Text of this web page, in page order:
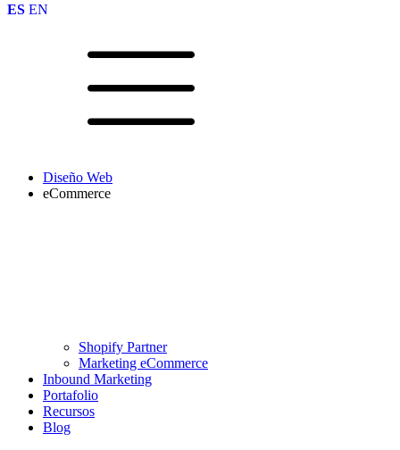
ES EN
Diseño Web
eCommerce
Shopify Partner
Marketing eCommerce
Inbound Marketing
Portafolio
Recursos
Blog